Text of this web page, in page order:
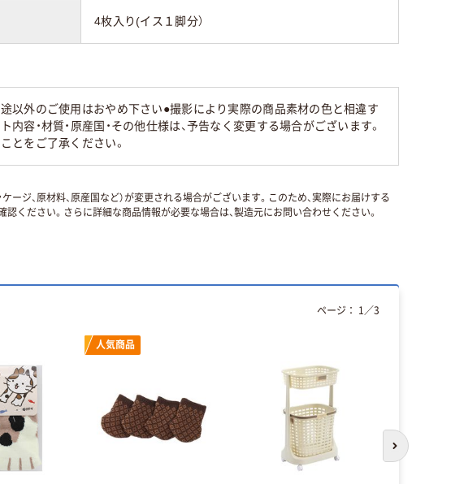
4枚入り(イス１脚分）
以外のご使用はおやめ下さい●撮影により実際の商品素材の色と相違す
容・材質・原産国・その他仕様は、予告なく変更する場合がございます。
とをご了承ください。
ジ、原材料、原産国など）が変更される場合がございます。このため、実際にお届けする
ください。さらに詳細な商品情報が必要な場合は、製造元にお問い合わせください。
人気商品
ページ： 1 ／3
次のスライド